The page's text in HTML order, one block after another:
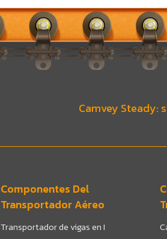
Camvey Steady:
Componentes Del
Transportador Aéreo
Transportador de vigas en I